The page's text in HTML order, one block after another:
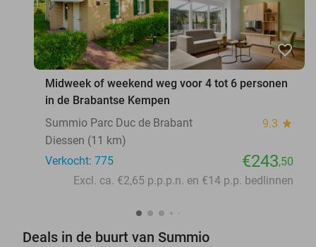
favorite_border
Midweek of weekend weg voor 4 tot 6 personen
in de Brabantse Kempen
Summio Parc Duc de Brabant
9.3 star
Diessen (11 km)
Verkocht: 775
€243,50
Excl. ca. €2,65 p.p.p.n. en €14 p.p. bedlinnen
Deals in de buurt van Summio